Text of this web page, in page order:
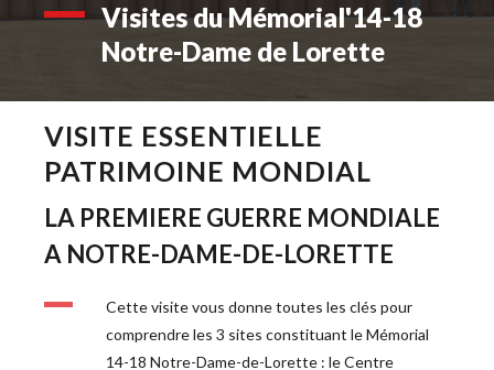
Visites du Mémorial'14-18
Notre-Dame de Lorette
VISITE ESSENTIELLE
PATRIMOINE MONDIAL
LA PREMIERE GUERRE MONDIALE
A NOTRE-DAME-DE-LORETTE
Cette visite vous donne toutes les clés pour
comprendre les 3 sites constituant le Mémorial
14-18 Notre-Dame-de-Lorette : le Centre